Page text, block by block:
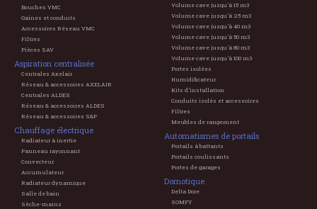
Bouches VMC
Gaines et conduits
Accessoires Réseau VMC
Filtres
Pièces SAV
Aspiration centralisée
Centrales Axelair
Réseau & accessoires AXELAIR
Centrales ALDES
Réseau & accessoires ALDES
Réseau & accessoires S&P
Chauffage électrique
Radiateur à inertie
Panneau rayonnant
Convecteur
Accumulateur
Radiateur dynamique
Salle de bain
Sèche-mains
Volume cave jusqu'à 15 m3
Volume cave jusqu'à 25 m3
Volume cave jusqu'à 40 m3
Volume cave jusqu'à 50 m3
Volume cave jusqu'à 80 m3
Volume cave jusqu'à 100 m3
Portes isolées
Humidificateur
Kits d'installation
Conduits isolés et accessoires
Filtres
Meubles de rangement
Automatismes de portails
Portails à battants
Portails coulissants
Portes de garages
Domotique
Delta Dore
SOMFY